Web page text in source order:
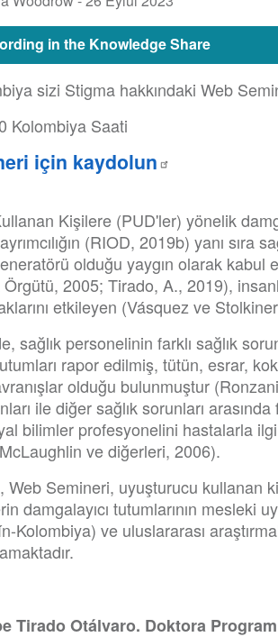
in the Knowledge Share
sizi Stigma hakkındaki Web
Kolombiya Saati
için kaydolun
Kişilere (PUD'ler) yönelik
(RIOD, 2019b) yanı sıra
olduğu yaygın olarak
2005; Tirado, A., 2019),
etkileyen (Vásquez ve
sağlık personelinin farklı sağlık
rapor edilmiş, tütün, esrar,
olduğu bulunmuştur
ile diğer sağlık sorunları
bilimler profesyonelini hastalarla
ve diğerleri, 2006).
Web Semineri, uyuşturucu kullanan
damgalayıcı tutumlarının mesleki
Kolombiya) ve uluslararası
Tirado Otálvaro. Doktora